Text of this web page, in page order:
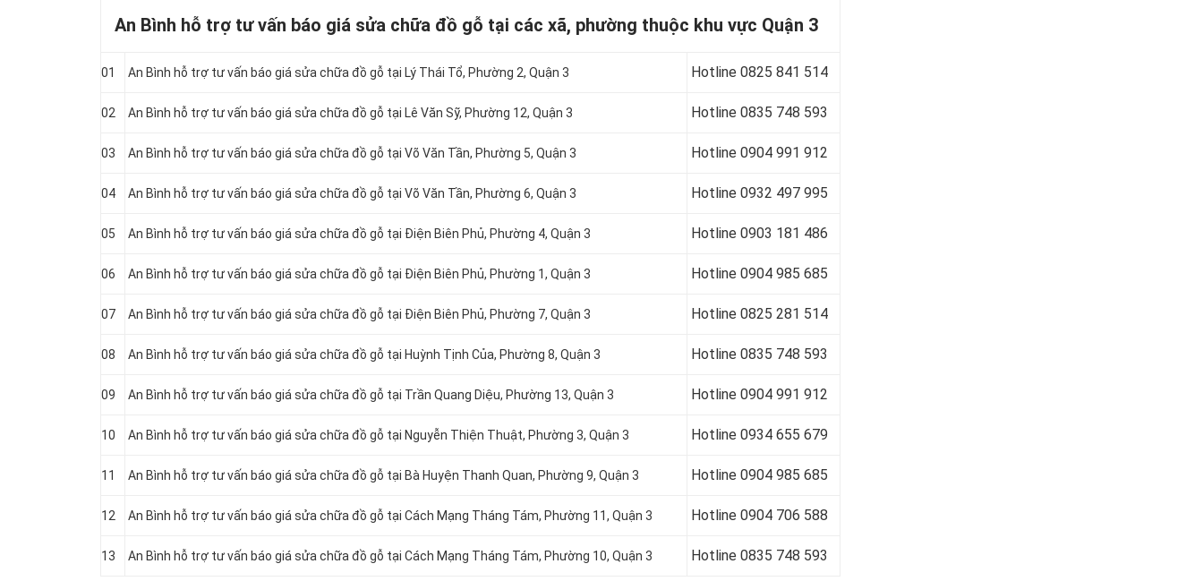
An Bình hỗ trợ tư vấn báo giá sửa chữa đồ gỗ tại các xã, phường thuộc khu vực Quận 3
01 An Bình hỗ trợ tư vấn báo giá sửa chữa đồ gỗ tại Lý Thái Tổ, Phường 2, Quận 3 Hotline 0825 841 514
02 An Bình hỗ trợ tư vấn báo giá sửa chữa đồ gỗ tại Lê Văn Sỹ, Phường 12, Quận 3 Hotline 0835 748 593
03 An Bình hỗ trợ tư vấn báo giá sửa chữa đồ gỗ tại Võ Văn Tần, Phường 5, Quận 3 Hotline 0904 991 912
04 An Bình hỗ trợ tư vấn báo giá sửa chữa đồ gỗ tại Võ Văn Tần, Phường 6, Quận 3 Hotline 0932 497 995
05 An Bình hỗ trợ tư vấn báo giá sửa chữa đồ gỗ tại Điện Biên Phủ, Phường 4, Quận 3 Hotline 0903 181 486
06 An Bình hỗ trợ tư vấn báo giá sửa chữa đồ gỗ tại Điện Biên Phủ, Phường 1, Quận 3 Hotline 0904 985 685
07 An Bình hỗ trợ tư vấn báo giá sửa chữa đồ gỗ tại Điện Biên Phủ, Phường 7, Quận 3 Hotline 0825 281 514
08 An Bình hỗ trợ tư vấn báo giá sửa chữa đồ gỗ tại Huỳnh Tịnh Của, Phường 8, Quận 3 Hotline 0835 748 593
09 An Bình hỗ trợ tư vấn báo giá sửa chữa đồ gỗ tại Trần Quang Diệu, Phường 13, Quận 3 Hotline 0904 991 912
10 An Bình hỗ trợ tư vấn báo giá sửa chữa đồ gỗ tại Nguyễn Thiện Thuật, Phường 3, Quận 3 Hotline 0934 655 679
11 An Bình hỗ trợ tư vấn báo giá sửa chữa đồ gỗ tại Bà Huyện Thanh Quan, Phường 9, Quận 3 Hotline 0904 985 685
12 An Bình hỗ trợ tư vấn báo giá sửa chữa đồ gỗ tại Cách Mạng Tháng Tám, Phường 11, Quận 3 Hotline 0904 706 588
13 An Bình hỗ trợ tư vấn báo giá sửa chữa đồ gỗ tại Cách Mạng Tháng Tám, Phường 10, Quận 3 Hotline 0835 748 593